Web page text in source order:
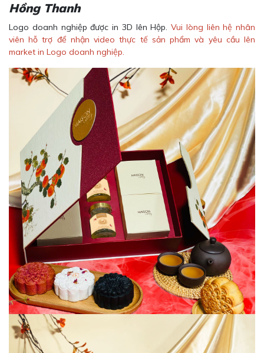
Hồng Thanh
Logo doanh nghiệp được in 3D lên Hộp. Vui lòng liên hệ nhân
viên hỗ trợ để nhận video thực tế sản phẩm và yêu cầu lên
market in Logo doanh nghiệp.